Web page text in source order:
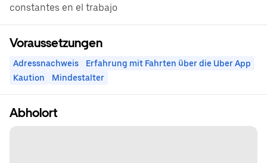
constantes en el trabajo
Voraussetzungen
Adressnachweis
Erfahrung mit Fahrten über die Uber App
Kaution
Mindestalter
Abholort